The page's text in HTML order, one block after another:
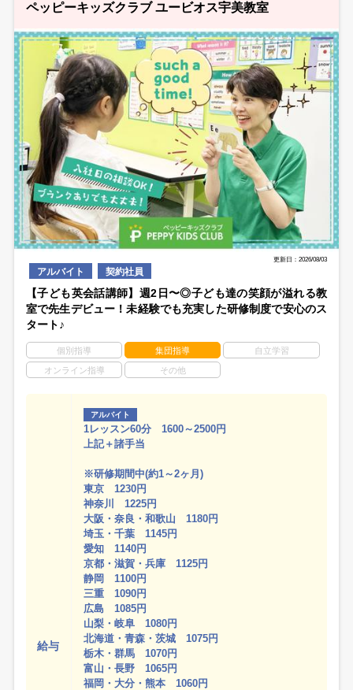
ペッピーキッズクラブ ユービオス宇美教室
更新日：2026/08/03
アルバイト 契約社員
【子ども英会話講師】週2日〜◎子ども達の笑顔が溢れる教
室で先生デビュー！未経験でも充実した研修制度で安心のス
タート♪
個別指導 集団指導 自立学習
オンライン指導 その他
給与
アルバイト
1レッスン60分 1600～2500円
上記＋諸手当
※研修期間中(約1～2ヶ月)
東京 1230円
神奈川 1225円
大阪・奈良・和歌山 1180円
埼玉・千葉 1145円
愛知 1140円
京都・滋賀・兵庫 1125円
静岡 1100円
三重 1090円
広島 1085円
山梨・岐阜 1080円
北海道・青森・茨城 1075円
栃木・群馬 1070円
富山・長野 1065円
福岡・大分・熊本 1060円